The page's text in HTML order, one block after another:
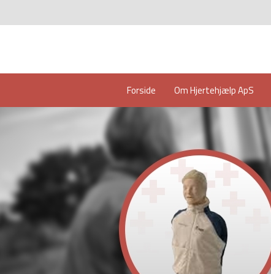
Forside Om Hjertehjælp ApS